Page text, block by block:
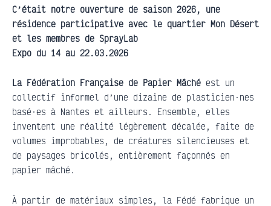
C’était notre ouverture de saison 2026, une
résidence participative avec le quartier Mon Désert
et les membres de SprayLab
Expo du 14 au 22.03.2026
La Fédération Française de Papier Mâché est un
collectif informel d’une dizaine de plasticien·nes
basé·es à Nantes et ailleurs. Ensemble, elles
inventent une réalité légèrement décalée, faite de
volumes improbables, de créatures silencieuses et
de paysages bricolés, entièrement façonnés en
papier mâché.
À partir de matériaux simples, la Fédé fabrique un